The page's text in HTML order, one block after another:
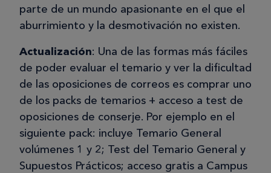
parte de un mundo apasionante en el que el
aburrimiento y la desmotivación no existen.
Actualización: Una de las formas más fáciles
de poder evaluar el temario y ver la dificultad
de las oposiciones de correos es comprar uno
de los packs de temarios + acceso a test de
oposiciones de conserje. Por ejemplo en el
siguiente pack: incluye Temario General
volúmenes 1 y 2; Test del Temario General y
Supuestos Prácticos; acceso gratis a Campus